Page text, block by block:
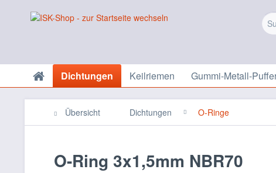
Dichtungen Keilriemen Gummi-Metall-
Übersicht Dichtungen O-Ringe
O-Ring 3x1,5mm NBR70